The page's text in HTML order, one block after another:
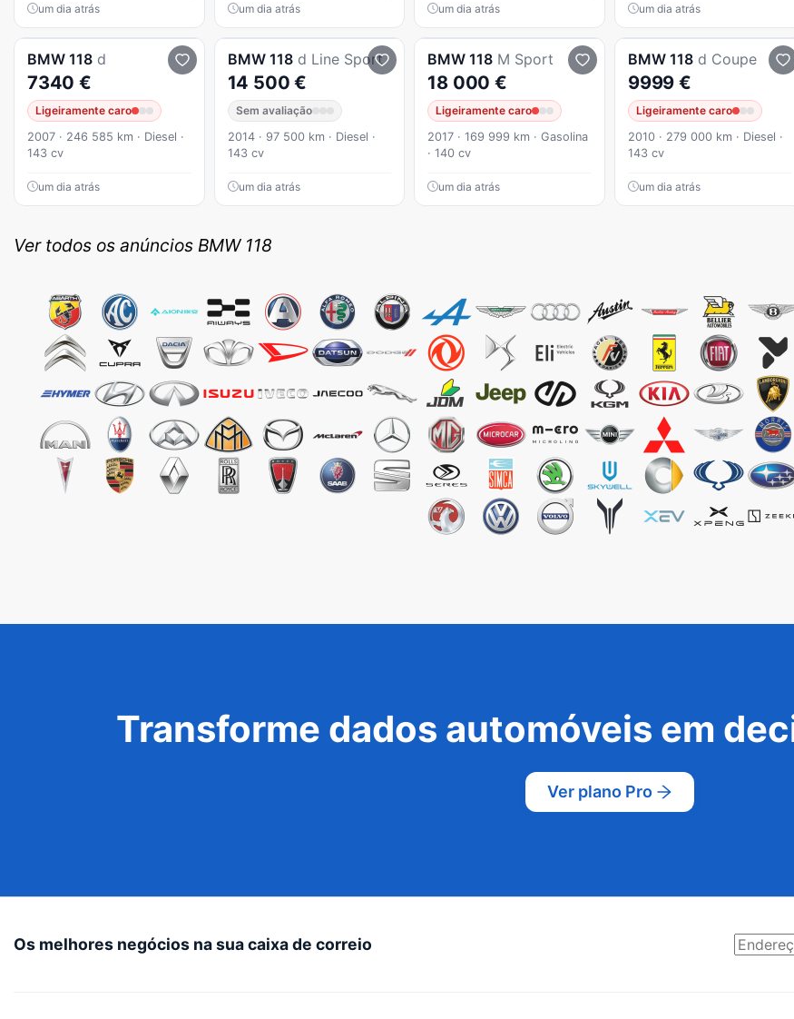
um dia atrás um dia atrás um dia atrás um dia atrás
BMW 118 d
7340 €
Ligeiramente caro
2007 · 246 585 km · Diesel ·
143 cv
um dia atrás
BMW 118 d Line Sport
14 500 €
Sem avaliação
2014 · 97 500 km · Diesel ·
143 cv
um dia atrás
BMW 118 M Sport
18 000 €
Ligeiramente caro
2017 · 169 999 km · Gasolina
· 140 cv
um dia atrás
BMW 118 d Coupe
9999 €
Ligeiramente caro
2010 · 279 000 km · Diesel ·
143 cv
um dia atrás
Ver todos os anúncios BMW 118
Transforme dados automóveis em
Ver plano Pro
Os melhores negócios na sua caixa de correio